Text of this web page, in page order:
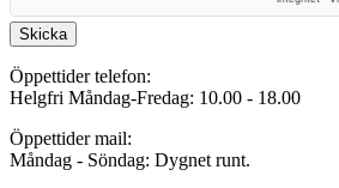
Skicka
Öppettider telefon:
Helgfri Måndag-Fredag: 10.00 - 18.00
Öppettider mail:
Måndag - Söndag: Dygnet runt.